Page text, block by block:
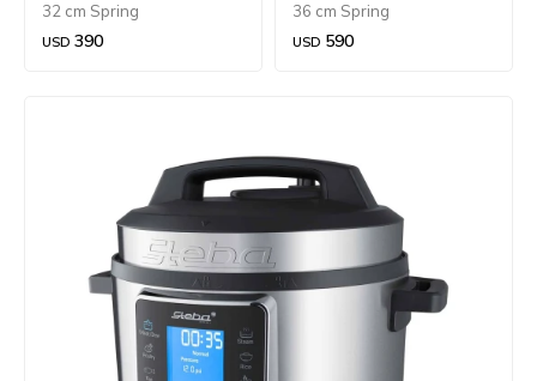
32 cm Spring
USD 390
36 cm Spring
USD 590